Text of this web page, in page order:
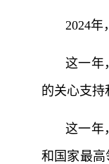
2024年
这一年
的关心支
这一年
和国家最